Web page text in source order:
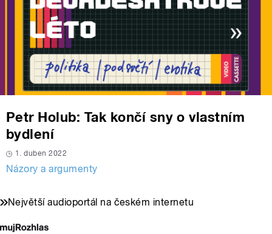
Petr Holub: Tak končí sny o vlastním
bydlení
1. duben 2022
Názory a argumenty
Největší audioportál na českém internetu